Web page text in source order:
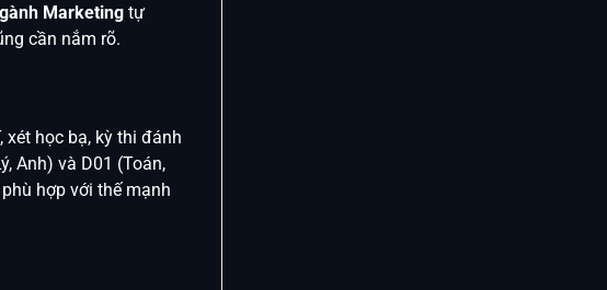
Marketing tự
cần nắm rõ.
học bạ, kỳ thi đánh
Anh) và D01 (Toán,
hợp với thế mạnh